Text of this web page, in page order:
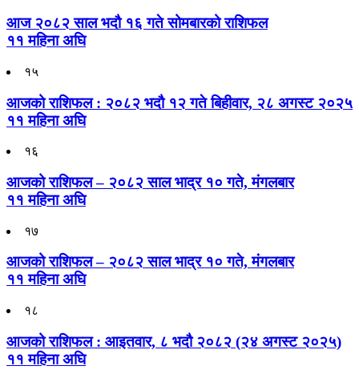
आज २०८२ साल भदौ १६ गते सोमबारको राशिफल
११ महिना अघि
१५
आजको राशिफल : २०८२ भदौ १२ गते बिहीवार, २८ अगस्ट २०२५
११ महिना अघि
१६
आजको राशिफल – २०८२ साल भाद्र १० गते, मंगलबार
११ महिना अघि
१७
आजको राशिफल – २०८२ साल भाद्र १० गते, मंगलबार
११ महिना अघि
१८
आजको राशिफल : आइतवार, ८ भदौ २०८२ (२४ अगस्ट २०२५)
११ महिना अघि